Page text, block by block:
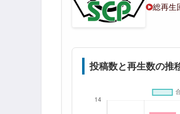
総再生
投稿数と再生数の推